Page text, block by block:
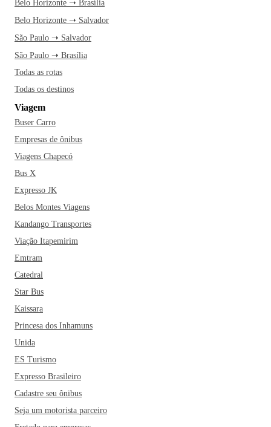
Belo Horizonte ➝ Brasília
Belo Horizonte ➝ Salvador
São Paulo ➝ Salvador
São Paulo ➝ Brasília
Todas as rotas
Todas os destinos
Viagem
Buser Carro
Empresas de ônibus
Viagens Chapecó
Bus X
Expresso JK
Belos Montes Viagens
Kandango Transportes
Viação Itapemirim
Emtram
Catedral
Star Bus
Kaissara
Princesa dos Inhamuns
Unida
ES Turismo
Expresso Brasileiro
Cadastre seu ônibus
Seja um motorista parceiro